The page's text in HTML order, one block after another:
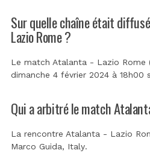
Sur quelle chaîne était
Lazio Rome ?
Le match Atalanta - Lazio Rome
dimanche 4 février 2024 à 18h00
Qui a arbitré le match
La rencontre Atalanta - Lazio
Marco Guida, Italy.